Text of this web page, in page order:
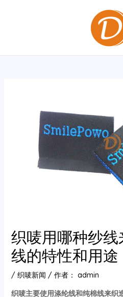
织唛用哪种纱
线的特性和用途
/ 织唛新闻 / 作者： admin
织唛主要使用涤纶线和纯棉线来织